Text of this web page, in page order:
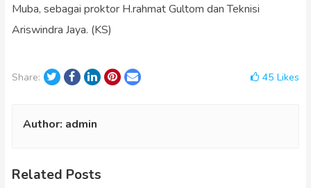
Muba, sebagai proktor H.rahmat Gultom dan Teknisi
Ariswindra Jaya. (KS)
Share: TwitterFacebook
LinkedInPinterest
Email 45Likes
Author: admin
Related Posts